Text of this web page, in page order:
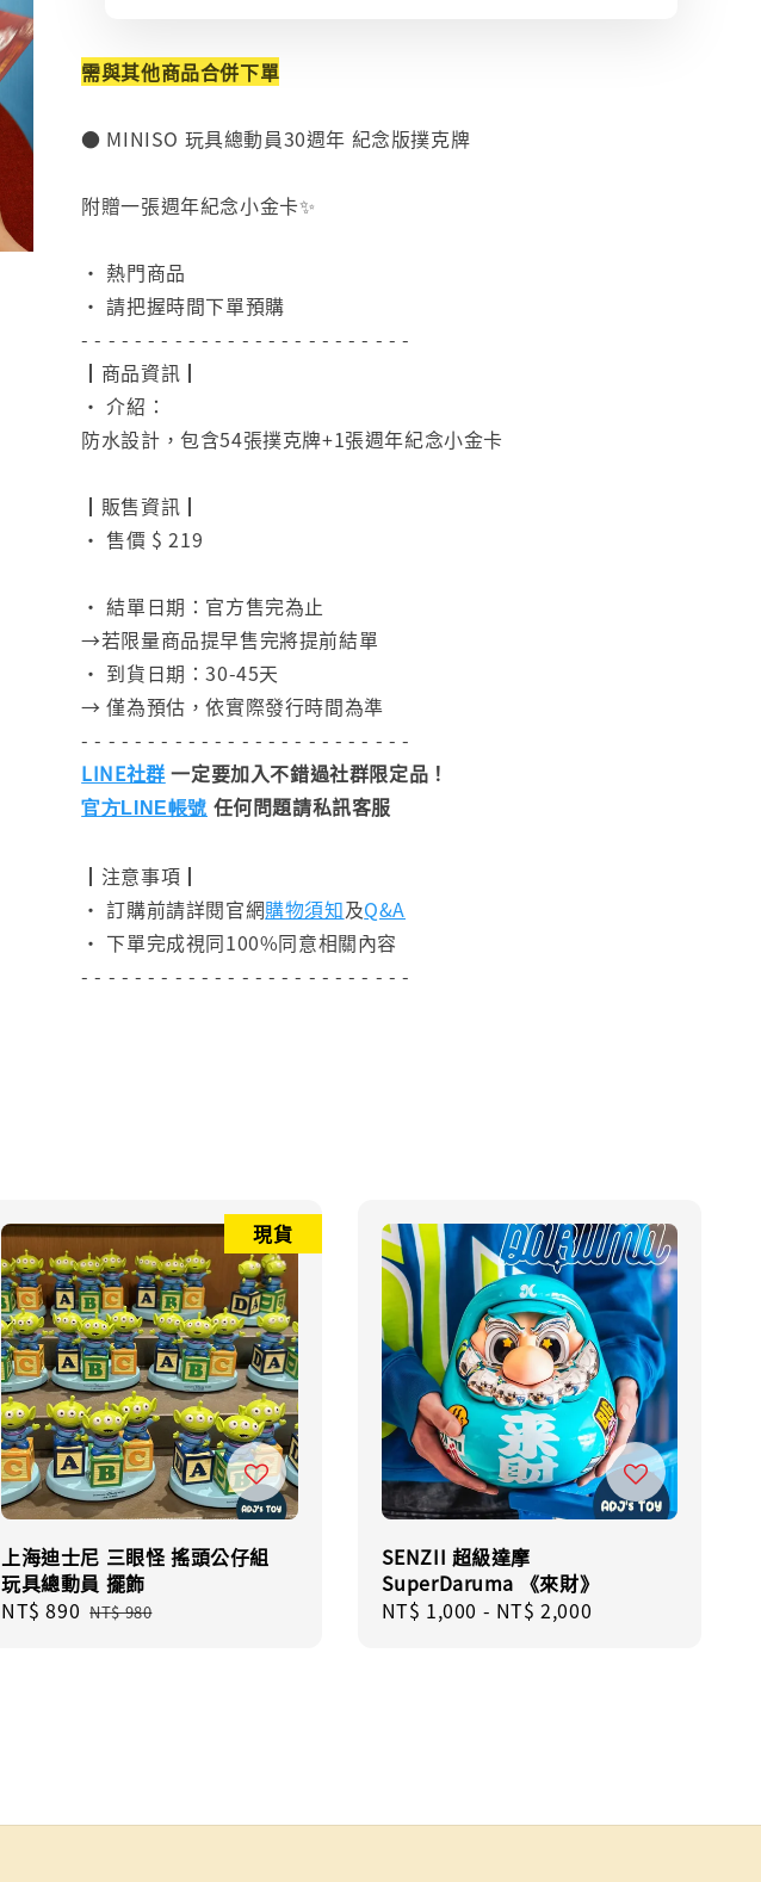
需與其他商品合併下單
● MINISO 玩具總動員30週年 紀念版撲克牌
附贈一張週年紀念小金卡✨
• 熱門商品
• 請把握時間下單預購
- - - - - - - - - - - - - - - - - - - - - - - - -
┃商品資訊┃
• 介紹：
防水設計，包含54張撲克牌+1張週年紀念小金卡
┃販售資訊┃
• 售價 $ 219
• 結單日期：官方售完為止
→若限量商品提早售完將提前結單
• 到貨日期：30-45天
→ 僅為預估，依實際發行時間為準
- - - - - - - - - - - - - - - - - - - - - - - - -
LINE社群 一定要加入不錯過社群限定品！
官方LINE帳號 任何問題請私訊客服
┃注意事項┃
• 訂購前請詳閱官網購物須知及Q&A
• 下單完成視同100%同意相關內容
- - - - - - - - - - - - - - - - - - - - - - - - -
現貨
上海迪士尼 三眼怪 搖頭公仔組
玩具總動員 擺飾
Sale
NT$ 890 Regular
NT$ 980
SENZII 超級達摩
SuperDaruma 《來財》
Regular
NT$ 1,000 - NT$ 2,000